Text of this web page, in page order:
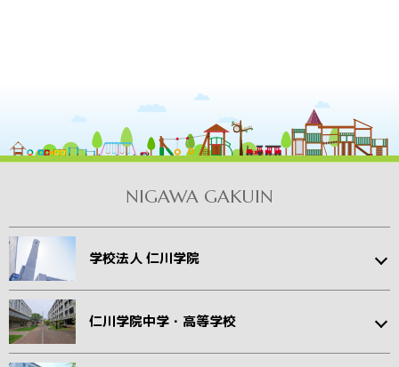
NIGAWA GAKUIN
学校法人 仁川学院
仁川学院中学・高等学校